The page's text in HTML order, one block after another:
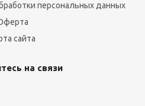
персональных данных
сайта
на связи